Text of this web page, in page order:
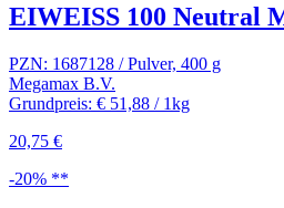
EIWEISS 100 Neutral
PZN: 1687128 / Pulver, 400 g
Megamax B.V.
Grundpreis: € 51,88 / 1kg
20,75 €
-20% **